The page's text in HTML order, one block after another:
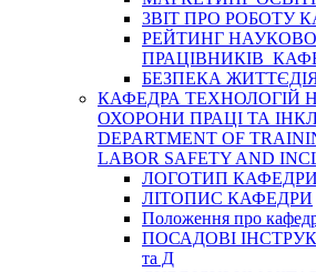
3BIT ПРО РОБОТУ
РЕЙТИНГ
ПРАЦІВНИКІВ
БЕЗПЕКА
КАФЕДРА ТЕХНОЛОГІЙ
ОХОРОНИ ПРАЦІ ТА
DEPARTMENT OF
LABOR SAFETY AND
ЛОГОТИП КАФЕДРИ
ЛІТОПИС КАФЕДРИ
Положення про
ПОСАДОВІ
та Д